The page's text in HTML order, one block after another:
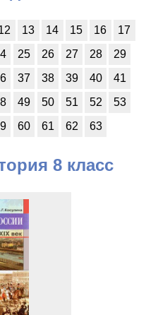
13 14 15 16
17
25 26 27 28
29
37 38 39 40
41
49 50 51 52
53
60 61 62 63
8 класс